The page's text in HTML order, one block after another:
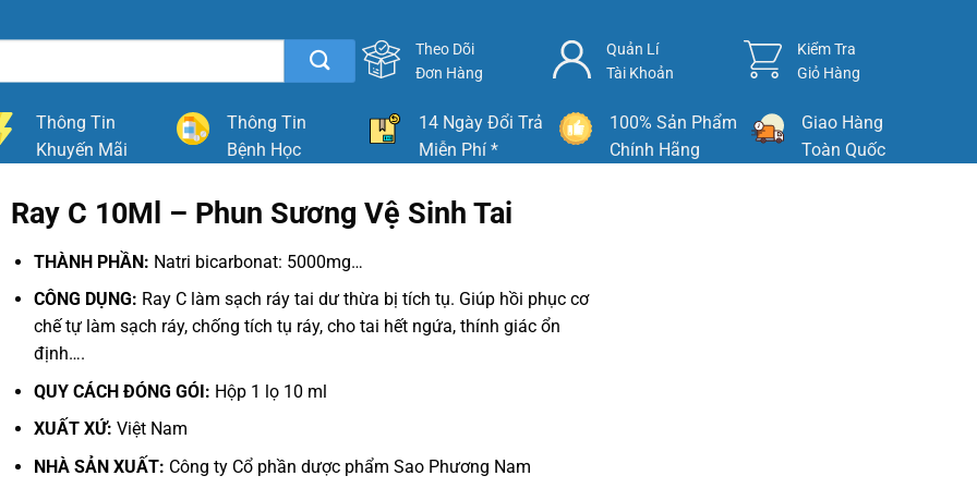
Theo Dõi
Đơn Hàng
Quản Lí
Tài Khoản
Kiểm Tra
Giỏ Hàng
Thông Tin
Khuyến Mãi
Thông Tin
Bệnh Học
14 Ngày Đổi Trả
Miễn Phí *
100% Sản Phẩm
Chính Hãng
Giao Hàng
Toàn Quốc
Ray C 10Ml – Phun Sương Vệ Sinh Tai
THÀNH PHẦN: Natri bicarbonat: 5000mg…
CÔNG DỤNG: Ray C làm sạch ráy tai dư thừa bị tích tụ. Giúp hồi phục cơ
chế tự làm sạch ráy, chống tích tụ ráy, cho tai hết ngứa, thính giác ổn
định….
QUY CÁCH ĐÓNG GÓI: Hộp 1 lọ 10 ml
XUẤT XỨ: Việt Nam
NHÀ SẢN XUẤT: Công ty Cổ phần dược phẩm Sao Phương Nam